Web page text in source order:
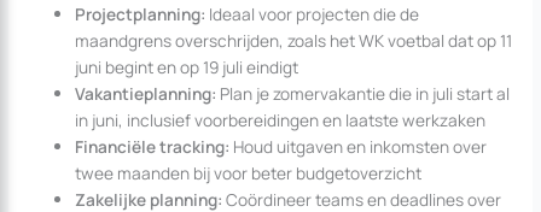
Projectplanning: Ideaal voor projecten die de
maandgrens overschrijden, zoals het WK voetbal dat op 11
juni begint en op 19 juli eindigt
Vakantieplanning: Plan je zomervakantie die in juli start al
in juni, inclusief voorbereidingen en laatste werkzaken
Financiële tracking: Houd uitgaven en inkomsten over
twee maanden bij voor beter budgetoverzicht
Zakelijke planning:Coördineer teams en deadlines over